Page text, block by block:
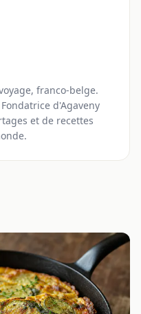
franco-belge.
d'Agaveny
et de recettes